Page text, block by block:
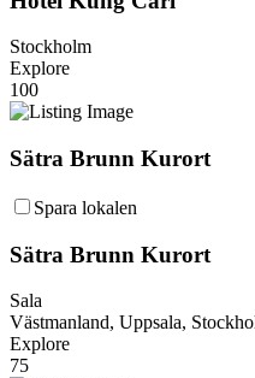
Stockholm
Explore
100
Sätra Brunn Kurort
Spara lokalen
Sätra Brunn Kurort
Sala
Västmanland, Uppsala,
Explore
75